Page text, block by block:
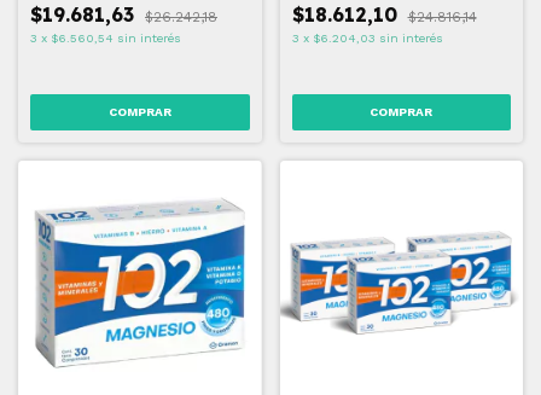
$19.681,63 $26.242,18
3 x $6.560,54 sin interés
$18.612,10 $24.816,14
3 x $6.204,03 sin interés